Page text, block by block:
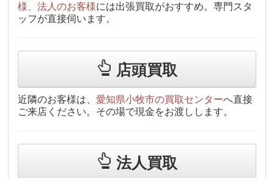
様、法人のお客様には出張買取がおすすめ。専門スタ
ッフが直接伺います。
店頭買取
近隣のお客様は、愛知県小牧市の買取センターへ直接
ご来店ください。その場で現金をお渡しします。
法人買取